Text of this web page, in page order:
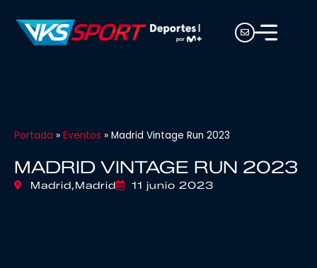
Portada » Eventos » Madrid Vintage Run 2023
MADRID VINTAGE RUN 2023
Madrid,Madrid 11 junio 2023